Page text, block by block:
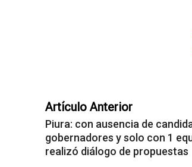
Artículo Anterior
Piura: con ausencia de
gobernadores y solo con 1
realizó diálogo de propuestas